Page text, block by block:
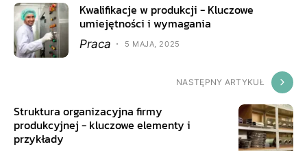
Kwalifikacje w produkcji - Kluczowe
umiejętności i wymagania
Praca 5 MAJA, 2025
NASTĘPNY ARTYKUŁ
Struktura organizacyjna firmy
produkcyjnej - kluczowe elementy i
przykłady